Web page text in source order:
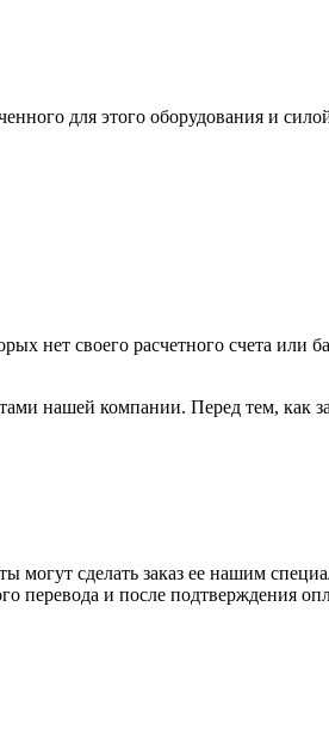
для этого оборудования и
нет своего расчетного счета или
нашей компании. Перед тем, как
сделать заказ ее нашим
перевода и после подтверждения